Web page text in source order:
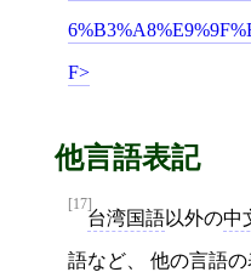
F
他言語表記
[17]
台湾国語以外の中
語など、 他の言語の